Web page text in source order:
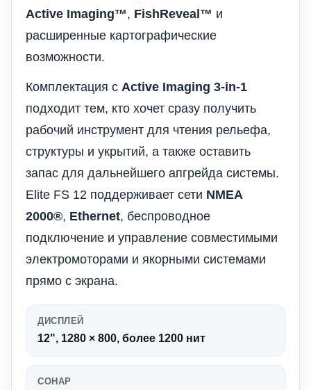
Active Imaging™, FishReveal™ и
расширенные картографические
возможности.
Комплектация с Active Imaging 3-in-1
подходит тем, кто хочет сразу получить
рабочий инструмент для чтения рельефа,
структуры и укрытий, а также оставить
запас для дальнейшего апгрейда системы.
Elite FS 12 поддерживает сети NMEA
2000®, Ethernet, беспроводное
подключение и управление совместимыми
электромоторами и якорными системами
прямо с экрана.
ДИСПЛЕЙ
12", 1280 × 800, более 1200 нит
СОНАР